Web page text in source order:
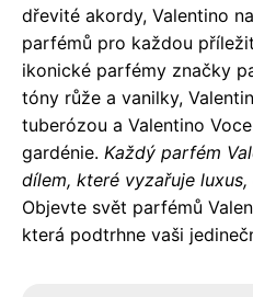
dřevité akordy, Valentino
parfémů pro každou
ikonické parfémy značky
tóny růže a vanilky,
tuberózou a Valentino
gardénie. Každý parfém
dílem, které vyzařuje
Objevte svět parfémů
která podtrhne vaši